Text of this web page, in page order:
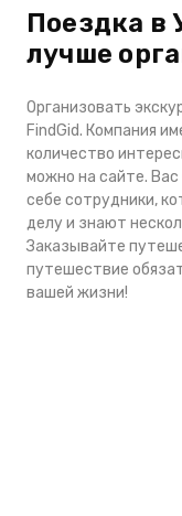
Поездка в
лучше
Организовать
FindGid. Компания
количество
можно на сайте.
себе сотрудники,
делу и знают
Заказывайте
путешествие
вашей жизни!